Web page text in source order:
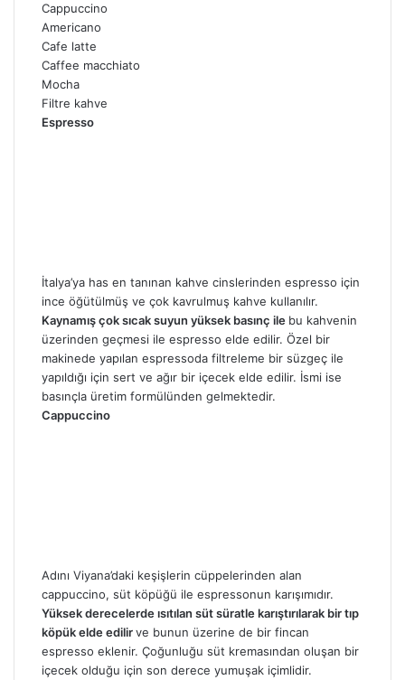
Cappuccino
Americano
Cafe latte
Caffee macchiato
Mocha
Filtre kahve
Espresso
İtalya’ya has en tanınan kahve cinslerinden espresso için
ince öğütülmüş ve çok kavrulmuş kahve kullanılır.
Kaynamış çok sıcak suyun yüksek basınç ile bu kahvenin
üzerinden geçmesi ile espresso elde edilir. Özel bir
makinede yapılan espressoda filtreleme bir süzgeç ile
yapıldığı için sert ve ağır bir içecek elde edilir. İsmi ise
basınçla üretim formülünden gelmektedir.
Cappuccino
Adını Viyana’daki keşişlerin cüppelerinden alan
cappuccino, süt köpüğü ile espressonun karışımıdır.
Yüksek derecelerde ısıtılan süt süratle karıştırılarak bir tıp
köpük elde edilirve bunun üzerine de bir fincan
espresso eklenir. Çoğunluğu süt kremasından oluşan bir
içecek olduğu için son derece yumuşak içimlidir.